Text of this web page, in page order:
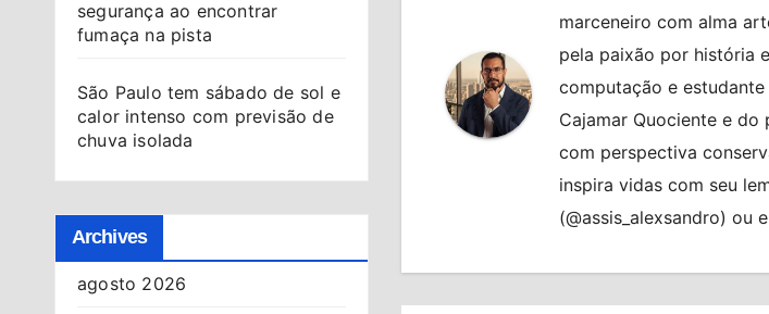
segurança ao encontrar
fumaça na pista
São Paulo tem sábado de sol e
calor intenso com previsão de
chuva isolada
Archives
agosto 2026
marceneiro com alma
pela paixão por história
computação e
Cajamar Quociente e
com perspectiva
inspira vidas com seu
(@assis_alexsandro) ou